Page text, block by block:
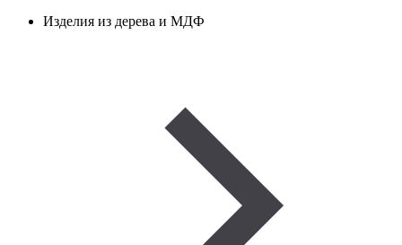
Изделия из дерева и МДФ